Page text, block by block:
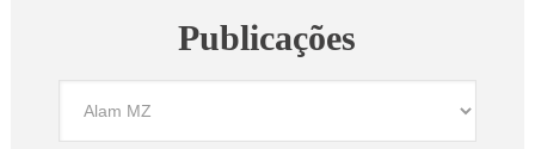
Publicações